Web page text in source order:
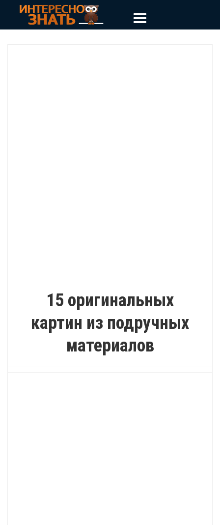
15 оригинальных
картин из подручных
материалов